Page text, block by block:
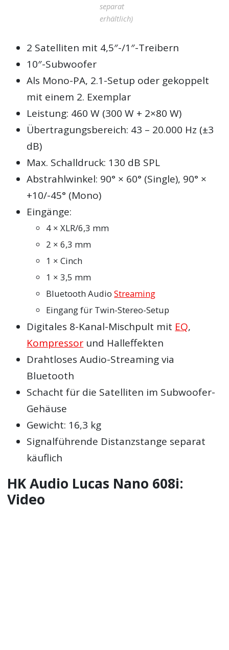
separat
erhältlich)
2 Satelliten mit 4,5″-/1″-Treibern
10″-Subwoofer
Als Mono-PA, 2.1-Setup oder gekoppelt
mit einem 2. Exemplar
Leistung: 460 W (300 W + 2×80 W)
Übertragungsbereich: 43 – 20.000 Hz (±3
dB)
Max. Schalldruck: 130 dB SPL
Abstrahlwinkel: 90° × 60° (Single), 90° ×
+10/-45° (Mono)
Eingänge:
4 × XLR/6,3 mm
2 × 6,3 mm
1 × Cinch
1 × 3,5 mm
Bluetooth AudioStreaming
Eingang für Twin-Stereo-Setup
Digitales 8-Kanal-Mischpult mit EQ,
Kompressor und Halleffekten
Drahtloses Audio-Streaming via
Bluetooth
Schacht für die Satelliten im Subwoofer-
Gehäuse
Gewicht: 16,3 kg
Signalführende Distanzstange separat
käuflich
HK Audio Lucas Nano 608i:
Video